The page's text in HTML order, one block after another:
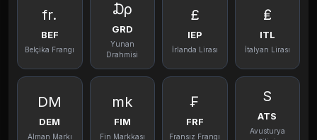
fr.
BEF
Belçika Frangı
₯
GRD
Yunan
Drahmisi
£
IEP
İrlanda Lirası
₤
ITL
İtalyan Lirası
DM
DEM
Alman Markı
mk
FIM
Fin Markkası
₣
FRF
Fransız Frangı
S
ATS
Avusturya